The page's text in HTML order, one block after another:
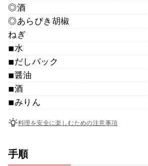
◎酒
◎あらびき胡椒
ねぎ
◾︎水
◾︎だしパック
◾︎醤油
◾︎酒
◾︎みりん
料理を安全に楽しむための注意事項
手順